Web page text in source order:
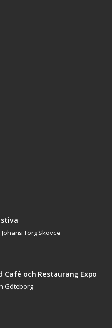
Torg Skövde
Café och Restaurang Expo
Göteborg